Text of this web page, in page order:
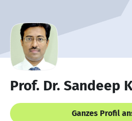
Prof. Dr. Sandeep
Ganzes Profil